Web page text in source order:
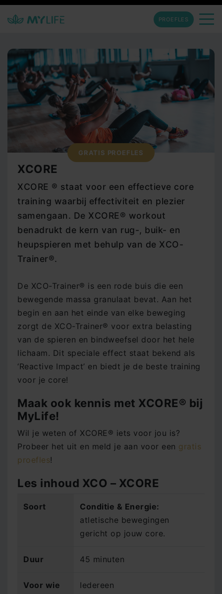
PROEFLES
GRATIS PROEFLES
XCORE
XCORE ® staat voor een effectieve core
training waarbij effectiviteit en plezier
samengaan. De XCORE® workout
benadrukt de kern van rug-, buik- en
heupspieren met behulp van de XCO-
Trainer®.
De XCO-Trainer® is een rode buis die een
bewegende massa granulaat bevat. Aan het
begin en aan het einde van elke beweging
zorgt de XCO-Trainer® voor extra belasting
van de spieren en bindweefsel door het hele
lichaam. Dit speciale effect staat bekend als
‘Reactive Impact’ en biedt je de beste training
voor je core!
Maak ook kennis met XCORE® bij
MyLife!
Wil je weten of XCORE® iets voor jou is?
Probeer het uit en meld je aan voor een gratis
proefles!
Les inhoud XCO – XCORE
Soort
Conditie & Energie:
atletische bewegingen
gericht op jouw core.
Duur 45 minuten
Voor wie Iedereen